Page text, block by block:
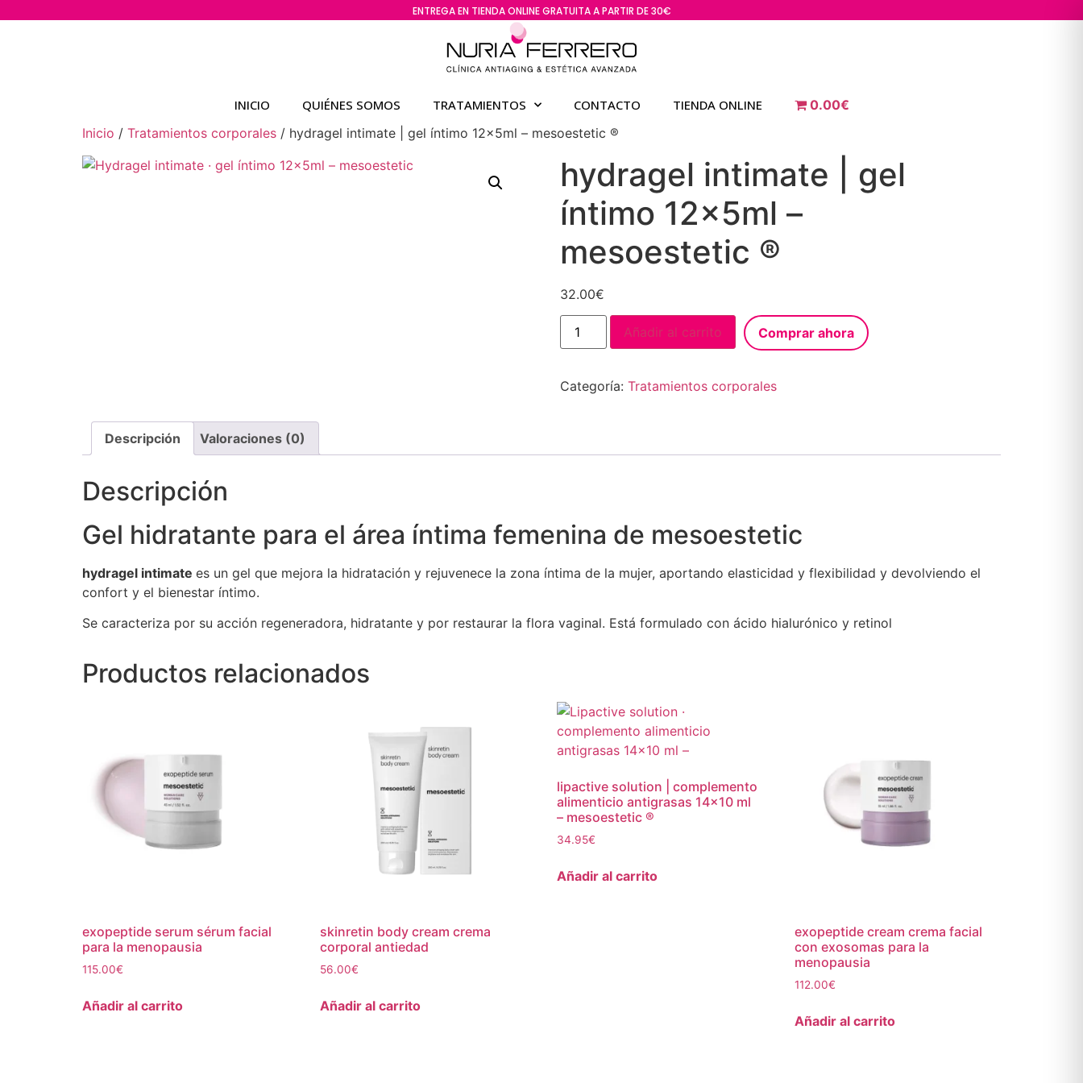
ENTREGA EN TIENDA ONLINE GRATUITA A PARTIR DE 30€
INICIO QUIÉNES SOMOS TRATAMIENTOS CONTACTO TIENDA ONLINE
0.00€
Inicio / Tratamientos corporales / hydragel intimate | gel íntimo 12x5ml – mesoestetic ®
hydragel intimate | gel
íntimo 12x5ml –
mesoestetic ®
32.00€
Añadir al carrito Comprar ahora
Categoría: Tratamientos corporales
Descripción Valoraciones (0)
Descripción
Gel hidratante para el área íntima femenina de mesoestetic
hydragel intimate es un gel que mejora la hidratación y rejuvenece la zona íntima de la mujer, aportando elasticidad y flexibilidad y devolviendo el
confort y el bienestar íntimo.
Se caracteriza por su acción regeneradora, hidratante y por restaurar la flora vaginal. Está formulado con ácido hialurónico y retinol
Productos relacionados
exopeptide serum sérum facial
para la menopausia
115.00€
Añadir al carrito
skinretin body cream crema
corporal antiedad
56.00€
Añadir al carrito
lipactive solution | complemento
alimenticio antigrasas 14×10 ml
– mesoestetic ®
34.95€
Añadir al carrito
exopeptide cream crema facial
con exosomas para la
menopausia
112.00€
Añadir al carrito